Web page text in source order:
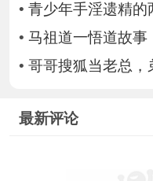
• 青少年手淫遗精的
• 马祖道一悟道故事
• 哥哥搜狐当老总，
最新评论